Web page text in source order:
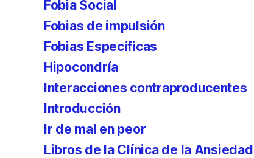
Fobia Social
Fobias de impulsión
Fobias Específicas
Hipocondría
Interacciones contraproducentes
Introducción
Ir de mal en peor
Libros de la Clínica de la Ansiedad